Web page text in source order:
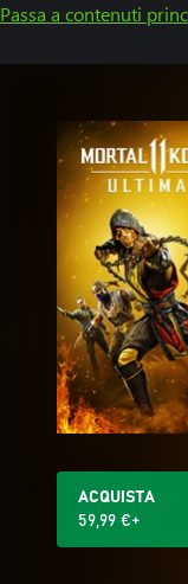
Passa a contenuti
ACQUISTA
59,99 €+